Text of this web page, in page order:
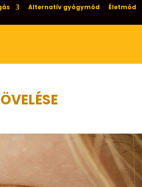
Alternatív gyógymód Életmód